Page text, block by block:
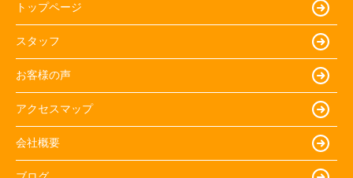
トップページ
スタッフ
お客様の声
アクセスマップ
会社概要